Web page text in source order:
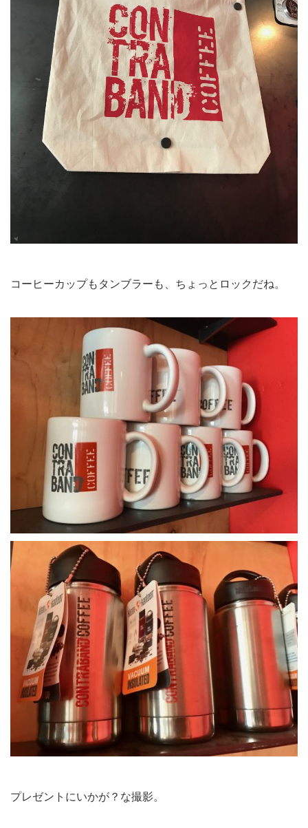
コーヒーカップもタンブラーも、ちょっとロックだね。
プレゼントにいかが？な撮影。